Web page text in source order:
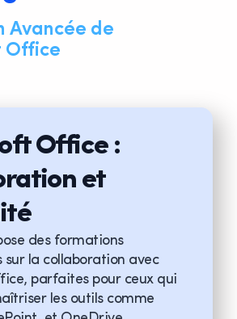
Avancée de
Office
Office :
et
des formations
sur la collaboration avec
parfaites pour ceux qui
les outils comme